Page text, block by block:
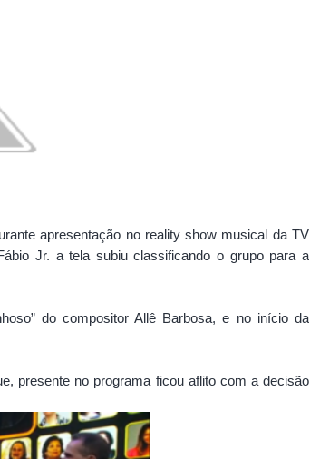
apresentação no reality show musical da TV
Jr. a tela subiu classificando o grupo para a
do compositor Allê Barbosa, e no início da
presente no programa ficou aflito com a decisão